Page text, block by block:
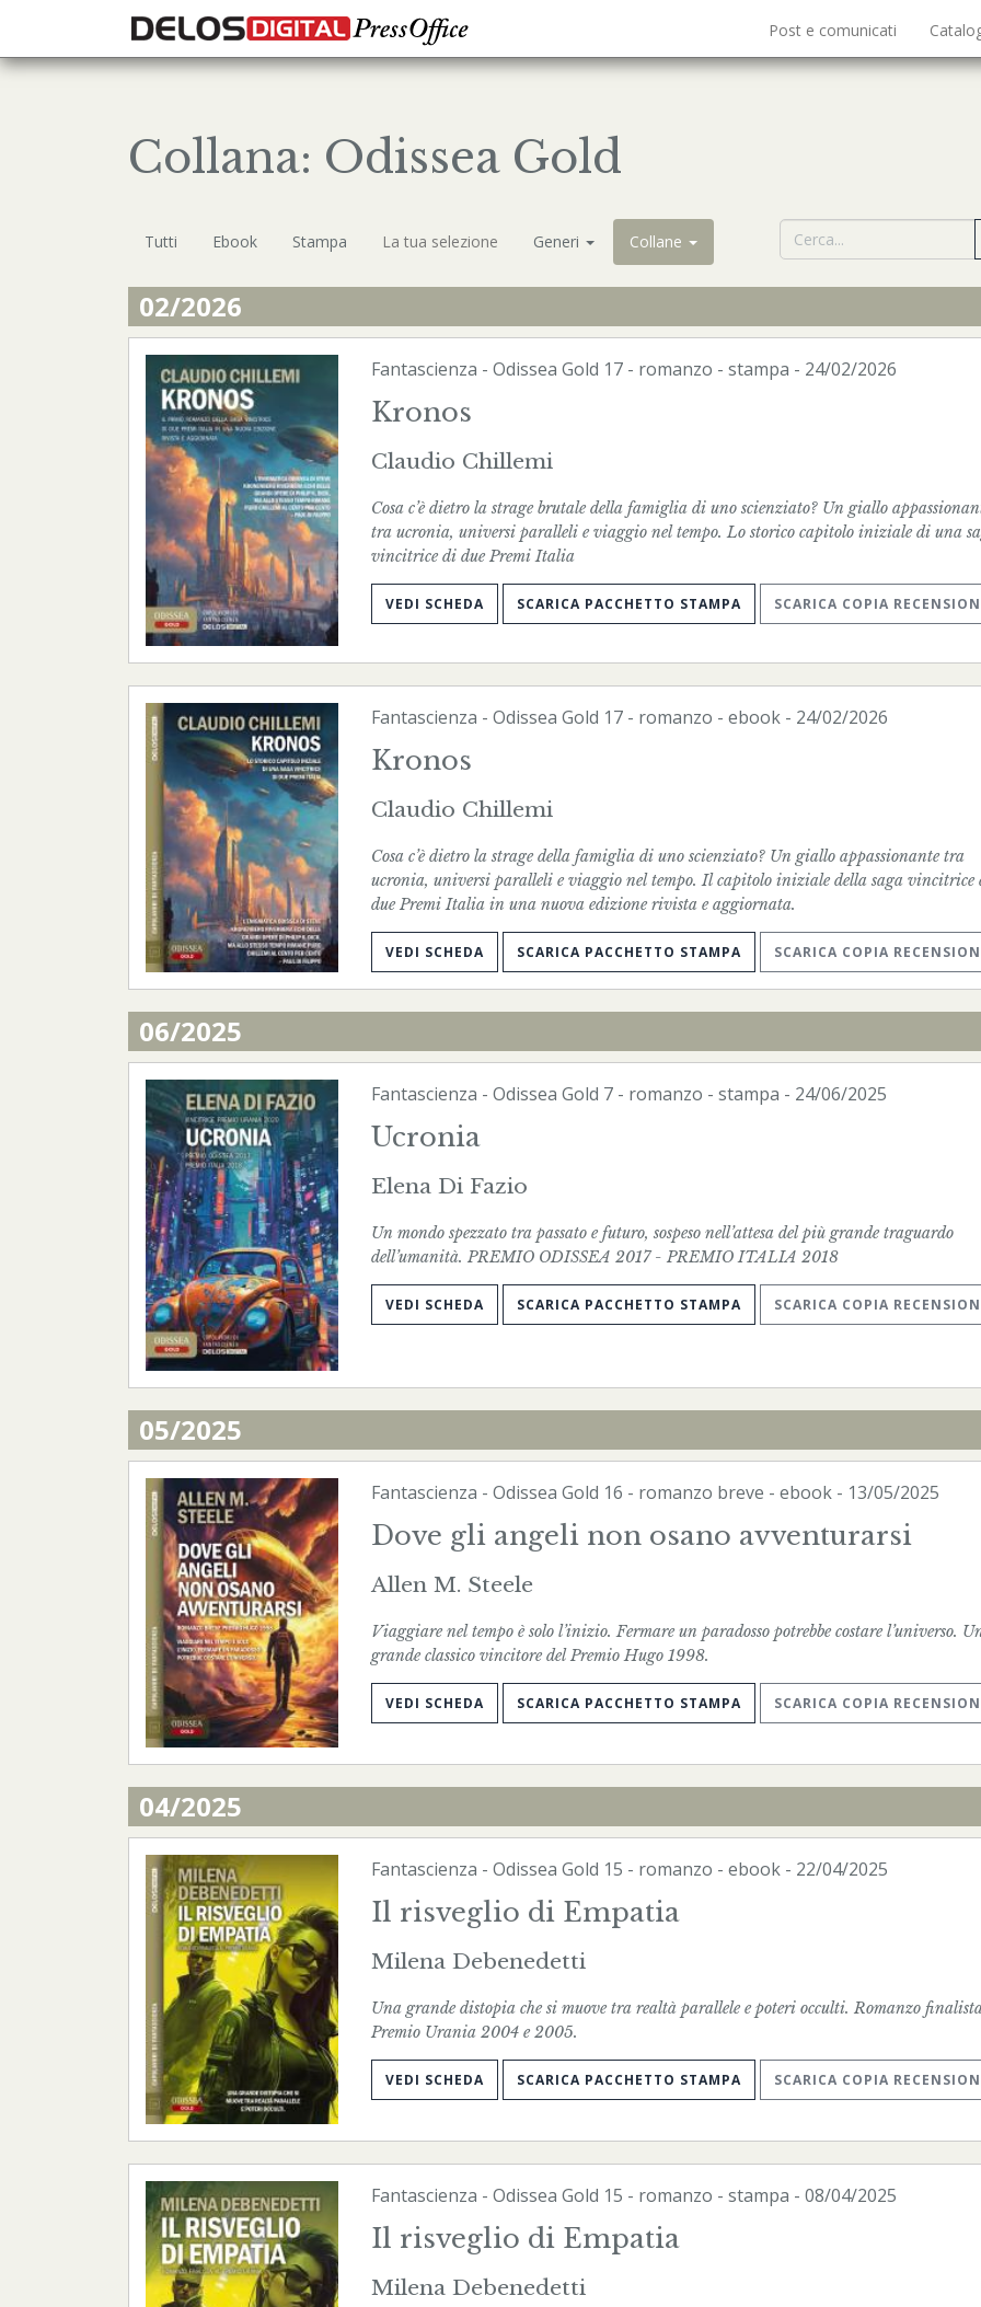
Post e comunicati
Collana: Odissea Gold
Tutti Ebook Stampa La tua selezione Generi Collane
02/2026
Fantascienza - Odissea Gold 17 - romanzo - stampa - 24/02/2026
Kronos
Claudio Chillemi
Cosa c’è dietro la strage brutale della famiglia di uno scienziato? Un giallo
tra ucronia, universi paralleli e viaggio nel tempo. Lo storico capitolo iniziale di una
vincitrice di due Premi Italia
VEDI SCHEDA SCARICA PACCHETTO STAMPA SCARICA COPIA
Fantascienza - Odissea Gold 17 - romanzo - ebook- 24/02/2026
Kronos
Claudio Chillemi
Cosa c’è dietro la strage della famiglia di uno scienziato? Un giallo appassionante tra
ucronia, universi paralleli e viaggio nel tempo. Il capitolo iniziale della saga vincitrice
due Premi Italia in una nuova edizione rivista e aggiornata.
VEDI SCHEDA SCARICA PACCHETTO STAMPA SCARICA COPIA
06/2025
Fantascienza - Odissea Gold 7 - romanzo - stampa - 24/06/2025
Ucronia
Elena Di Fazio
Un mondo spezzato tra passato e futuro, sospeso nell’attesa del più grande traguardo
dell’umanità. PREMIO ODISSEA 2017 - PREMIO ITALIA 2018
VEDI SCHEDA SCARICA PACCHETTO STAMPA SCARICA COPIA
05/2025
Fantascienza - Odissea Gold 16 - romanzo breve - ebook- 13/05/2025
Dove gli angeli non osano avventurarsi
Allen M. Steele
Viaggiare nel tempo è solo l’inizio. Fermare un paradosso potrebbe costare l’universo.
grande classico vincitore del Premio Hugo 1998.
VEDI SCHEDA SCARICA PACCHETTO STAMPA SCARICA COPIA
04/2025
Fantascienza - Odissea Gold 15 - romanzo - ebook- 22/04/2025
Il risveglio di Empatia
Milena Debenedetti
Una grande distopia che si muove tra realtà parallele e poteri occulti. Romanzo
Premio Urania 2004 e 2005.
VEDI SCHEDA SCARICA PACCHETTO STAMPA SCARICA COPIA
Fantascienza - Odissea Gold 15 - romanzo - stampa - 08/04/2025
Il risveglio di Empatia
Milena Debenedetti